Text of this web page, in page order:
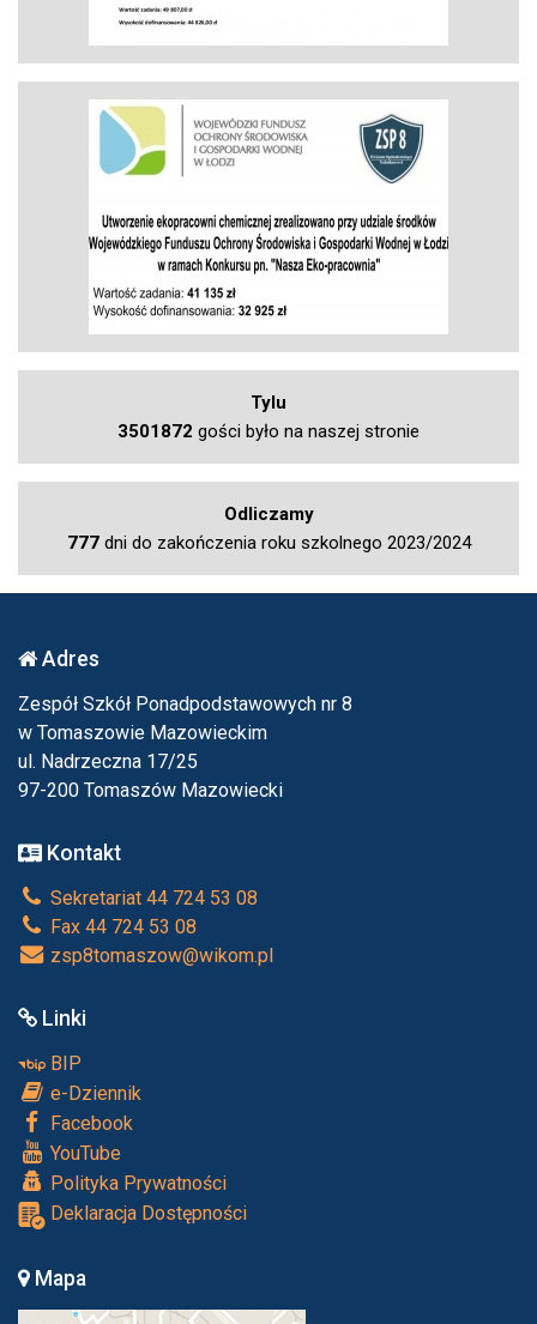
Tylu
3501872 gości było na naszej stronie
Odliczamy
777dni do zakończenia roku szkolnego 2023/2024
Adres
Zespół Szkół Ponadpodstawowych nr 8
w Tomaszowie Mazowieckim
ul. Nadrzeczna 17/25
97-200 Tomaszów Mazowiecki
Kontakt
Sekretariat 44 724 53 08
Fax 44 724 53 08
zsp8tomaszow@wikom.pl
Linki
BIP
e-Dziennik
Facebook
YouTube
Polityka Prywatności
Deklaracja Dostępności
Mapa